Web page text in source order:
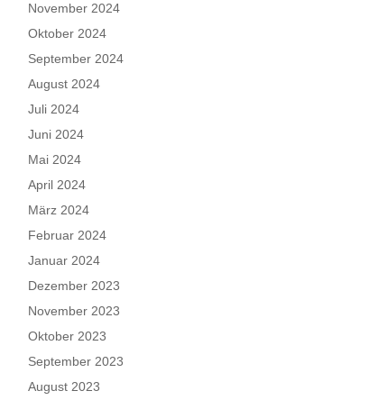
November 2024
Oktober 2024
September 2024
August 2024
Juli 2024
Juni 2024
Mai 2024
April 2024
März 2024
Februar 2024
Januar 2024
Dezember 2023
November 2023
Oktober 2023
September 2023
August 2023